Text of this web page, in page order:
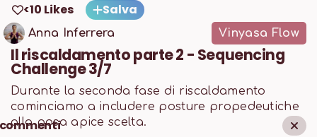
<10 Likes Salva
Anna Inferrera Vinyasa Flow
Il riscaldamento parte 2 - Sequencing
Challenge 3/7
Durante la seconda fase di riscaldamento
cominciamo a includere posture propedeutiche
alla posa apice scelta.